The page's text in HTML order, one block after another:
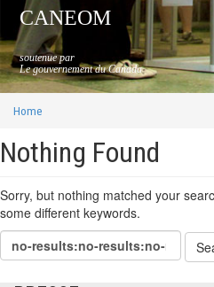
CANEOM
soutenue par
Le gouvernement du Canada
Home
Nothing Found
Sorry, but nothing matched your
some different keywords.